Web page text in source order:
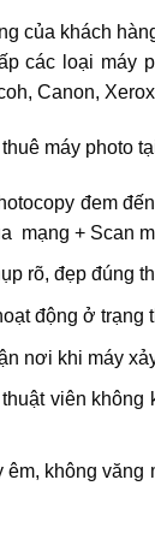
của khách
các loại máy
Canon,
máy photo
đem
mạng + Scan
rõ, đẹp đúng
động ở trạng
nơi khi máy
thuật viên
êm, không